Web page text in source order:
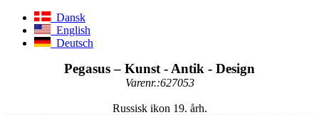
Dansk
English
Deutsch
Pegasus – Kunst - Antik - Design
Varenr.:627053
Russisk ikon 19. årh.